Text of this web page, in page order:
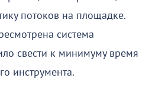
потоков на площадке.
система
свести к минимуму время
инструмента.